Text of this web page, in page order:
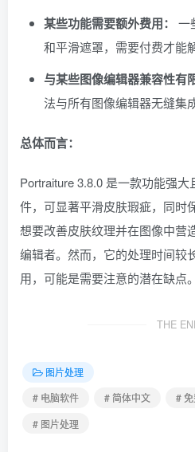
某些功能需要额外费用：
一
和平滑遮罩，需要付费才能
与某些图像编辑器兼容性有
法与所有图像编辑器无缝集成
总体而言：
Portraiture 3.8.0 是一款功能强
件，可显著平滑皮肤瑕疵，同时
想要改善皮肤纹理并在图像中营
编辑者。然而，它的处理时间较
用，可能是需要注意的潜在缺点。
THE
图片处理
# 电脑软件
# 简体中文 #
# 图片处理